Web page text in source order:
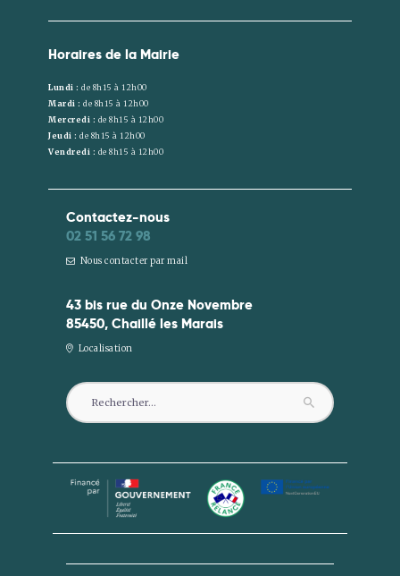
Horaires de la Mairie
Lundi : de 8h15 à 12h00
Mardi : de 8h15 à 12h00
Mercredi : de 8h15 à 12h00
Jeudi : de 8h15 à 12h00
Vendredi : de 8h15 à 12h00
Contactez-nous
02 51 56 72 98
Nous contacter par mail
43 bis rue du Onze Novembre
85450, Chaillé les Marais
Localisation
Rechercher :